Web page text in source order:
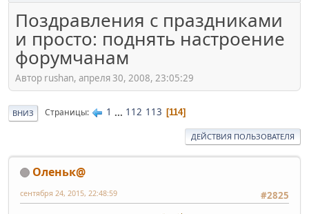
Поздравления с праздниками
и просто: поднять настроение
форумчанам
Автор rushan, апреля 30, 2008, 23:05:29
ВНИЗ Страницы 1 ... 112 113 114
ДЕЙСТВИЯ ПОЛЬЗОВАТЕЛЯ
Оленьк@
#2825
сентября 24, 2015, 22:48:59